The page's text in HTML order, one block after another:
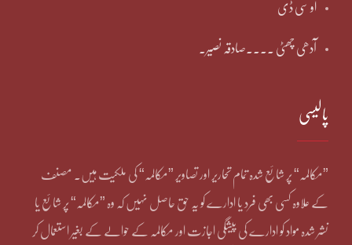
او سی ڈی
آدھی چھٹی ۔۔۔۔صادقہ نصیر۔
پالیسی
”مکالمہ“ پر شائع شدہ تمام تحاریر اور تصاویر ”مکالمہ“ کی ملکیت ہیں۔ مصنف
کے علاوہ کسی بھی فرد یا ادارے کو یہ حق حاصل نہیں کہ وہ ”مکالمہ“ پر شائع یا
نشر شدہ مواد کو ادارے کی پیشگی اجازت اور مکالمہ کے حوالے کے بغیر استعمال کر